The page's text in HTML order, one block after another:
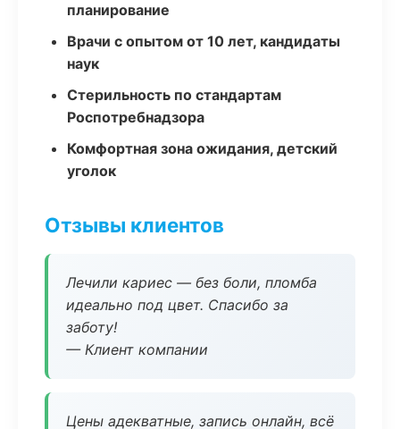
планирование
Врачи с опытом от 10 лет, кандидаты
наук
Стерильность по стандартам
Роспотребнадзора
Комфортная зона ожидания, детский
уголок
Отзывы клиентов
Лечили кариес — без боли, пломба
идеально под цвет. Спасибо за
заботу!
— Клиент компании
Цены адекватные, запись онлайн, всё